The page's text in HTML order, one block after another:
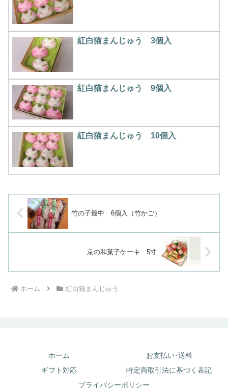
紅白猫まんじゅう 3個入
紅白猫まんじゅう 9個入
紅白猫まんじゅう 10個入
竹の子最中 6個入（竹かご）
京の和菓子ケーキ 5寸
ホーム 紅白猫まんじゅう
ホーム
お支払い･送料
ギフト対応
特定商取引法に基づく表記
プライバシーポリシー